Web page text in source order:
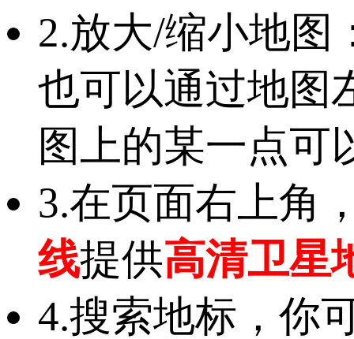
2.放大/缩小地图
也可以通过地图
图上的某一点可
3.在页面右上角
线提供高清卫星
4.搜索地标，你